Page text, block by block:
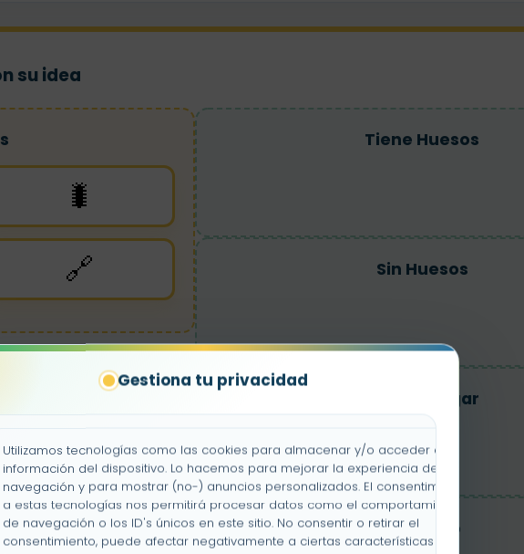
Gestiona tu privacidad
Utilizamos tecnologías como las cookies para almacenar y/o acceder a la
información del dispositivo. Lo hacemos para mejorar la experiencia de
navegación y para mostrar (no-) anuncios personalizados. El consentimiento
a estas tecnologías nos permitirá procesar datos como el comportamiento
de navegación o los ID's únicos en este sitio. No consentir o retirar el
consentimiento, puede afectar negativamente a ciertas características y
su idea
🐛
🔗
Tiene Huesos
Sin Huesos
Seres Y Lugar
Alimento